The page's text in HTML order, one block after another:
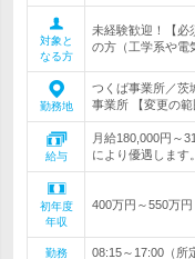
対象と
なる方
未経験歓迎！【必
の方（工学系や電
勤務地
つくば事業所／茨
事業所 【変更の
給与
月給180,000円～
により優遇しま
初年度
年収
400万円～550万円
勤務
08:15～17:00（所